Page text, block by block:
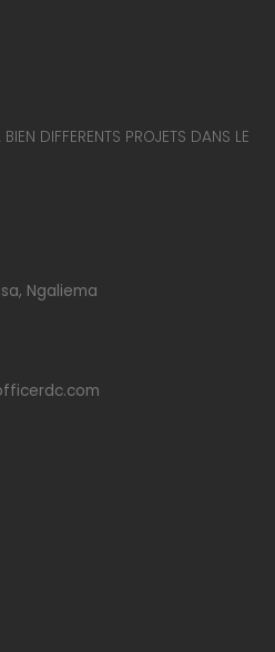
DIFFERENTS PROJETS DANS LE
Ngaliema